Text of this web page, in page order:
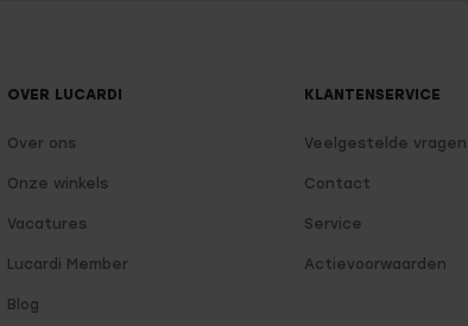
OVER LUCARDI
Over ons
Onze winkels
Vacatures
Lucardi Member
Blog
KLANTENSERVICE
Veelgestelde vragen
Contact
Service
Actievoorwaarden